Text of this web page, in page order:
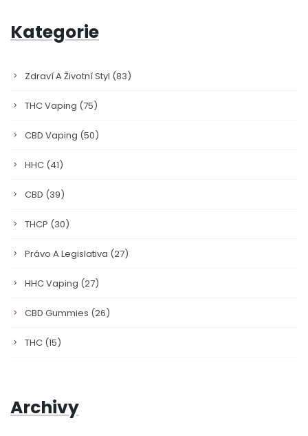
Kategorie
Zdraví A Životní Styl (83)
THC Vaping (75)
CBD Vaping (50)
HHC (41)
CBD (39)
THCP (30)
Právo A Legislativa (27)
HHC Vaping (27)
CBD Gummies (26)
THC (15)
Archivy